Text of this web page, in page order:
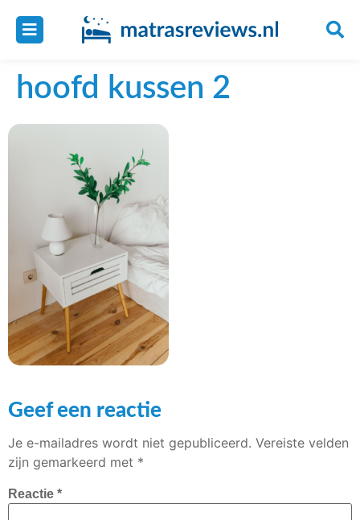
hoofd kussen 2
Geef een reactie
Je e-mailadres wordt niet gepubliceerd. Vereiste velden
zijn gemarkeerd met *
Reactie *